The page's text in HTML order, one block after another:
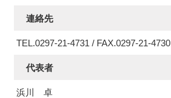
連絡先
TEL.0297-21-4731 / FAX.0297-21-4730
代表者
浜川 卓